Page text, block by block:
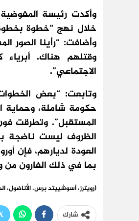
وأكدت رئيسة المفوضية
خلال نهج “خطوة
وأضافت: “رأينا الصور
الاجتماعي”.
وتابعت: “بعض
حكومة شاملة، وحماية
المستقبل”. وتطرقت
الظروف ليست ناضجة
العودة لديارهم، فإن
بما في ذلك الفارون
(رويترز، أسوشييتد برس، الأناضول،
شارك